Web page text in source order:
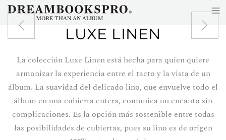
Skip to main contentLUXE LINEN
La colección Luxe Linen está hecha para quien quiere
armonizar la experiencia entre el tacto y la vista de un
álbum. La suavidad del delicado lino, que envuelve todo el
álbum en una cubierta entera, comunica un encanto sin
complicaciones. Es la opción más sostenible entre todas
las posibilidades de cubiertas, pues su lino es de origen
≡